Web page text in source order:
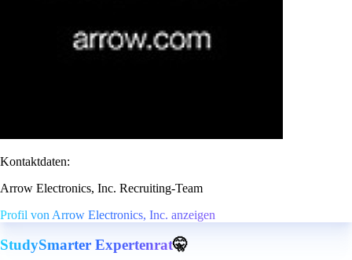
Kontaktdaten:
Arrow Electronics, Inc. Recruiting-Team
Profil von Arrow Electronics, Inc. anzeigen
StudySmarter Expertenrat🤫